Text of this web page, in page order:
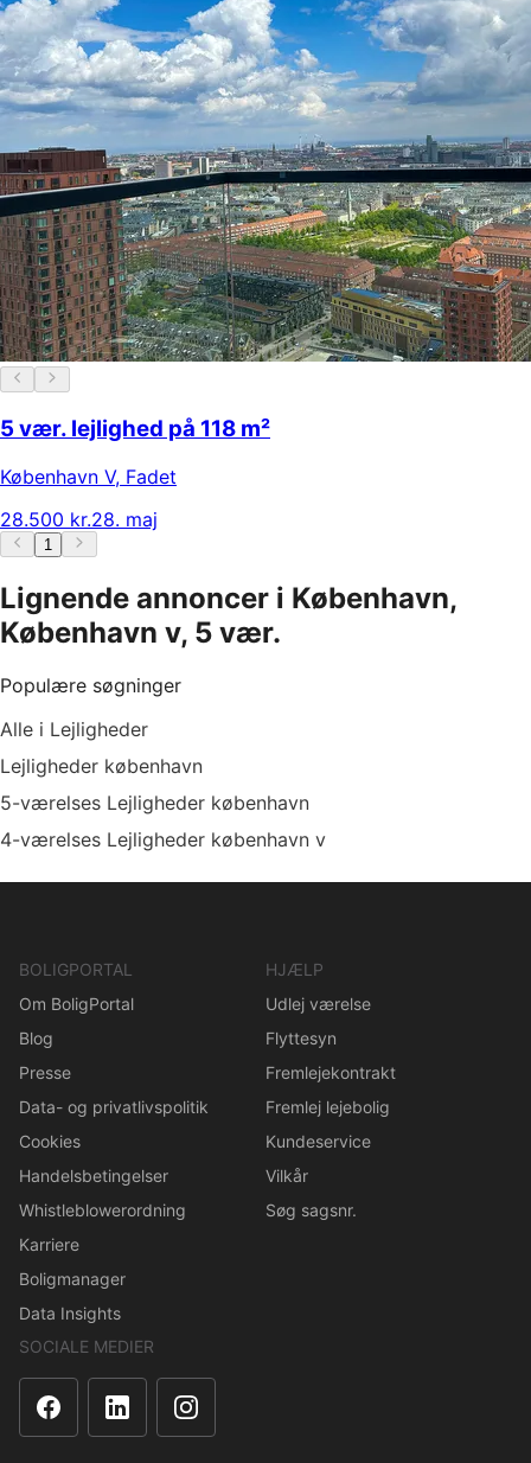
5 vær. lejlighed på 118 m²
København V, Fadet
28.500 kr.28. maj
1
Lignende annoncer i København,
København v, 5 vær.
Populære søgninger
Alle i Lejligheder
Lejligheder københavn
5-værelses Lejligheder københavn
4-værelses Lejligheder københavn v
BOLIGPORTAL
Om BoligPortal
Blog
Presse
Data- og privatlivspolitik
Cookies
Handelsbetingelser
Whistleblowerordning
Karriere
Boligmanager
Data Insights
HJÆLP
Udlej værelse
Flyttesyn
Fremlejekontrakt
Fremlej lejebolig
Kundeservice
Vilkår
Søg sagsnr.
SOCIALE MEDIER